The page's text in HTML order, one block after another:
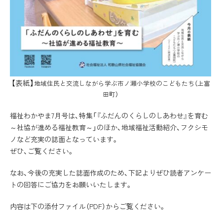
【表紙】 地域住民と交流しながら学ぶ市ノ瀬小学校のこどもたち（上富
田町）
福祉わかやま7月号は、特集「『ふだんのくらしのしあわせ』を育む
～社協が進める福祉教育～」のほか、地域福祉活動紹介、フクシモ
ノなど充実の誌面となっています。
ぜひ、ご覧ください。
なお、今後の充実した誌面作成のため、下記よりぜひ読者アンケー
トの回答にご協力をお願いいたします。
内容は下の添付ファイル（PDF）からご覧ください。